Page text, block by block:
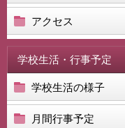
アクセス
学校生活・行事予定
学校生活の様子
月間行事予定